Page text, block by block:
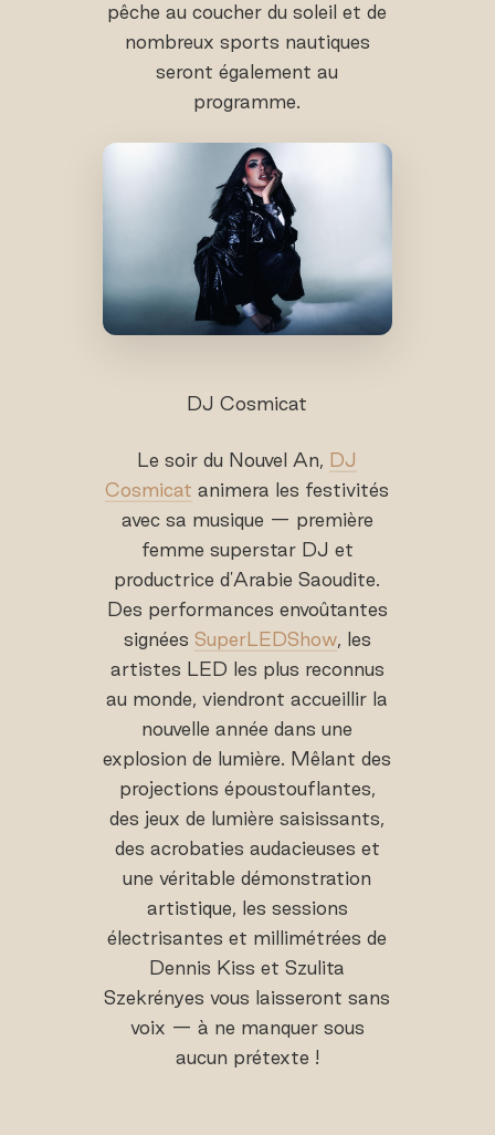
pêche au coucher du soleil et de
nombreux sports nautiques
seront également au
programme.
DJ Cosmicat
Le soir du Nouvel An, DJ
Cosmicat animera les festivités
avec sa musique — première
femme superstar DJ et
productrice d'Arabie Saoudite.
Des performances envoûtantes
signées SuperLEDShow, les
artistes LED les plus reconnus
au monde, viendront accueillir la
nouvelle année dans une
explosion de lumière. Mêlant des
projections époustouflantes,
des jeux de lumière saisissants,
des acrobaties audacieuses et
une véritable démonstration
artistique, les sessions
électrisantes et millimétrées de
Dennis Kiss et Szulita
Szekrényes vous laisseront sans
voix — à ne manquer sous
aucun prétexte !